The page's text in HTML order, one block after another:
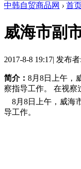
中韩自贸商品网 › 首
威海市副
2017-8-8 19:17| 发布者:
简介： 8月8日上午，
察指导工作。 在视察
8月8日上午，威海
导工作。